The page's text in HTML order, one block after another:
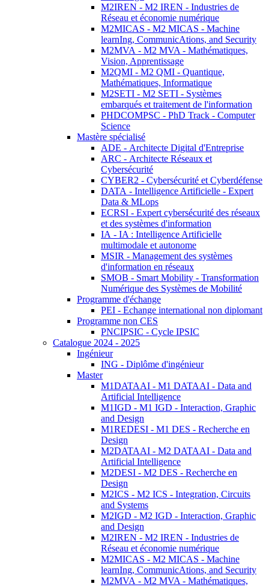
M2IREN - M2 IREN - Industries de
Réseau et économie numérique
M2MICAS - M2 MICAS - Machine
learnIng, CommunicAtions, and Security
M2MVA - M2 MVA - Mathématiques,
Vision, Apprentissage
M2QMI - M2 QMI - Quantique,
Mathématiques, Informatique
M2SETI - M2 SETI - Systèmes
embarqués et traitement de l'information
PHDCOMPSC - PhD Track - Computer
Science
Mastère spécialisé
ADE - Architecte Digital d'Entreprise
ARC - Architecte Réseaux et
Cybersécurité
CYBER2 - Cybersécurité et Cyberdéfense
DATA - Intelligence Artificielle - Expert
Data & MLops
ECRSI - Expert cybersécurité des réseaux
et des systèmes d'information
IA - IA : Intelligence Artificielle
multimodale et autonome
MSIR - Management des systèmes
d'information en réseaux
SMOB - Smart Mobility - Transformation
Numérique des Systèmes de Mobilité
Programme d'échange
PEI - Echange international non diplomant
Programme non CES
PNCIPSIC - Cycle IPSIC
Catalogue 2024 - 2025
Ingénieur
ING - Diplôme d'ingénieur
Master
M1DATAAI - M1 DATAAI - Data and
Artificial Intelligence
M1IGD - M1 IGD - Interaction, Graphic
and Design
M1REDESI - M1 DES - Recherche en
Design
M2DATAAI - M2 DATAAI - Data and
Artificial Intelligence
M2DESI - M2 DES - Recherche en
Design
M2ICS - M2 ICS - Integration, Circuits
and Systems
M2IGD - M2 IGD - Interaction, Graphic
and Design
M2IREN - M2 IREN - Industries de
Réseau et économie numérique
M2MICAS - M2 MICAS - Machine
learnIng, CommunicAtions, and Security
M2MVA - M2 MVA - Mathématiques,